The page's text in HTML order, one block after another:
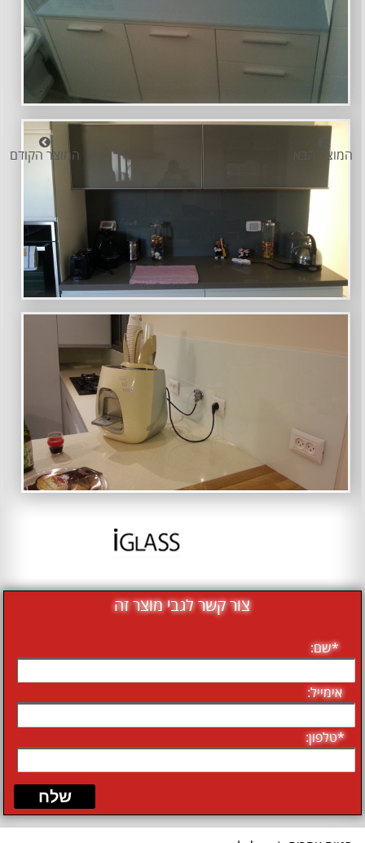
המוצר הקודם המוצר הבא
צור קשר לגבי מוצר זה
*שם:
אימייל:
*טלפון: